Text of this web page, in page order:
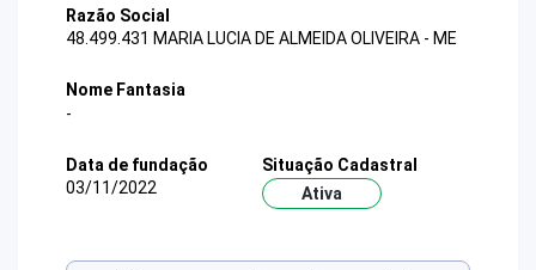
Razão Social
48.499.431 MARIA LUCIA DE ALMEIDA OLIVEIRA - ME
Nome Fantasia
-
Data de fundação
03/11/2022
Situação Cadastral
Ativa